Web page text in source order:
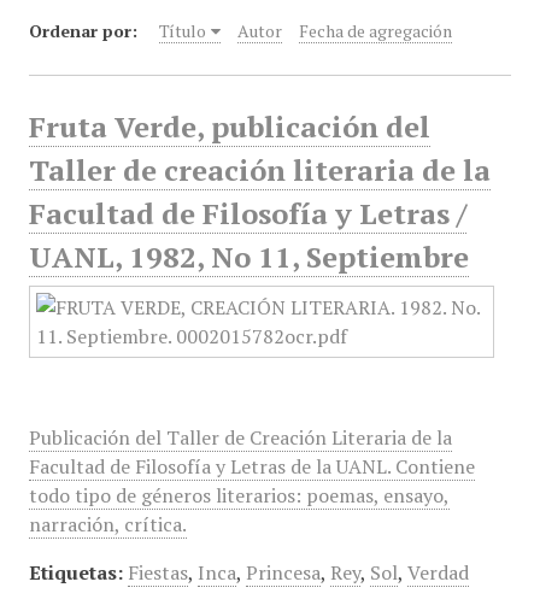
Ordenar por: Título Autor Fecha de agregación
Fruta Verde, publicación del
Taller de creación literaria de la
Facultad de Filosofía y Letras /
UANL, 1982, No 11, Septiembre
Publicación del Taller de Creación Literaria de la
Facultad de Filosofía y Letras de la UANL. Contiene
todo tipo de géneros literarios: poemas, ensayo,
narración, crítica.
Etiquetas: Fiestas, Inca, Princesa, Rey, Sol, Verdad